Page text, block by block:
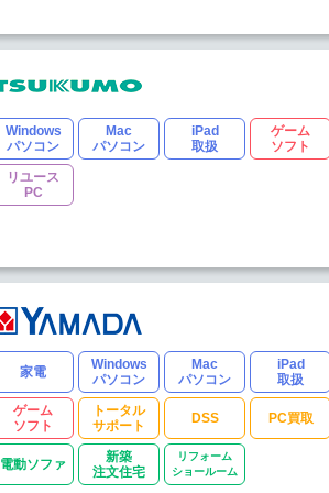
Windows
パソコン
Mac
パソコン
iPad
取扱
ゲーム
ソフト
リユース
PC
家電
Windows
パソコン
Mac
パソコン
iPad
取扱
ゲーム
ソフト
トータル
サポート
DSS PC買取
電動ソファ
新築
注文住宅
リフォーム
ショールーム